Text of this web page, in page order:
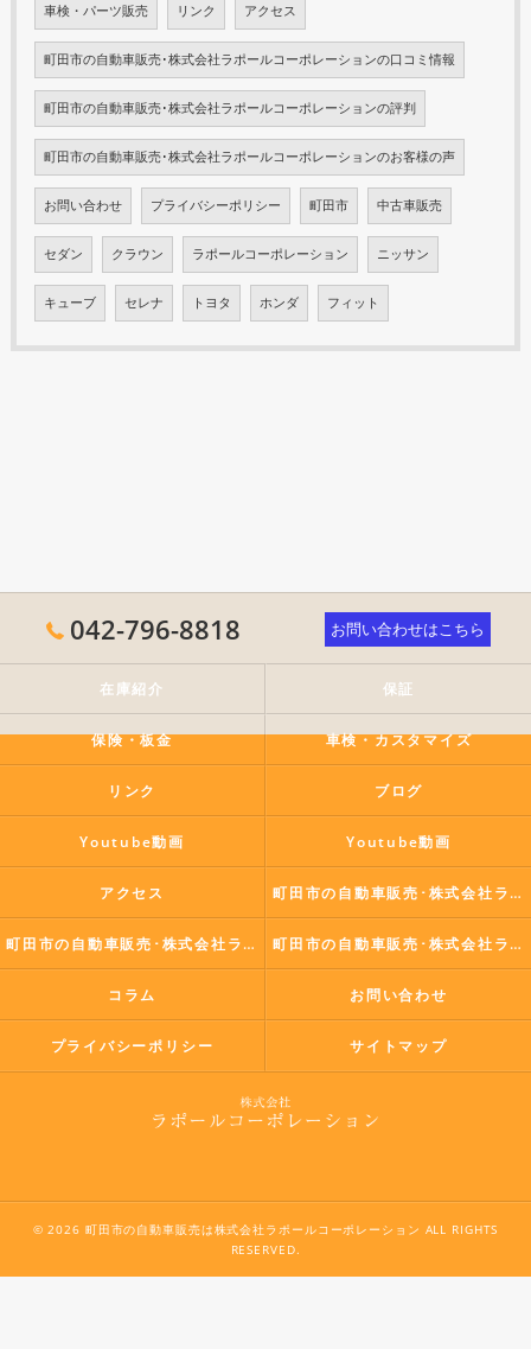
車検・パーツ販売 リンク アクセス
町田市の自動車販売･株式会社ラポールコーポレーションの口コミ情報
町田市の自動車販売･株式会社ラポールコーポレーションの評判
町田市の自動車販売･株式会社ラポールコーポレーションのお客様の声
お問い合わせ プライバシーポリシー 町田市 中古車販売
セダン クラウン ラポールコーポレーション ニッサン
キューブ セレナ トヨタ ホンダ フィット
042-796-8818 お問い合わせはこちら
在庫紹介 保証
保険・板金 車検・カスタマイズ
リンク ブログ
Youtube動画 Youtube動画
アクセス 町田市の自動車販売･株式会社ラポールコーポレーションの口コミ情報
町田市の自動車販売･株式会社ラポールコーポレーションの評判 町田市の自動車販売･株式会社ラポールコーポレーションのお客様の声
コラム お問い合わせ
プライバシーポリシー サイトマップ
© 2026 町田市の自動車販売は株式会社ラポールコーポレーション ALL RIGHTS
RESERVED.